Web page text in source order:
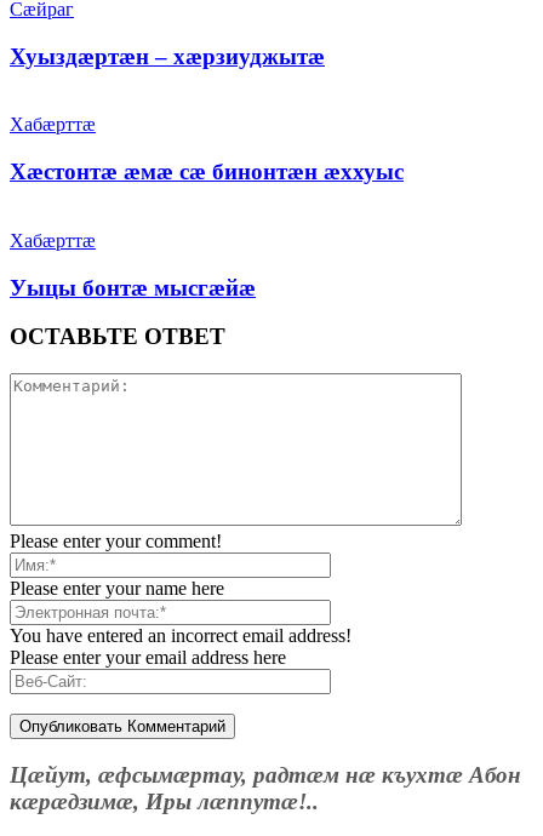
Сæйраг
Хуыздæртæн – хæрзиуджытæ
Хабæрттæ
Хæстонтæ æмæ сæ бинонтæн æххуыс
Хабæрттæ
Уыцы бонтæ мысгæйæ
ОСТАВЬТЕ ОТВЕТ
Please enter your comment!
Please enter your name here
You have entered an incorrect email address!
Please enter your email address here
Цæйут, æфсымæртау, радтæм нæ къухтæ Абон
кæрæдзимæ, Иры лæппутæ!..